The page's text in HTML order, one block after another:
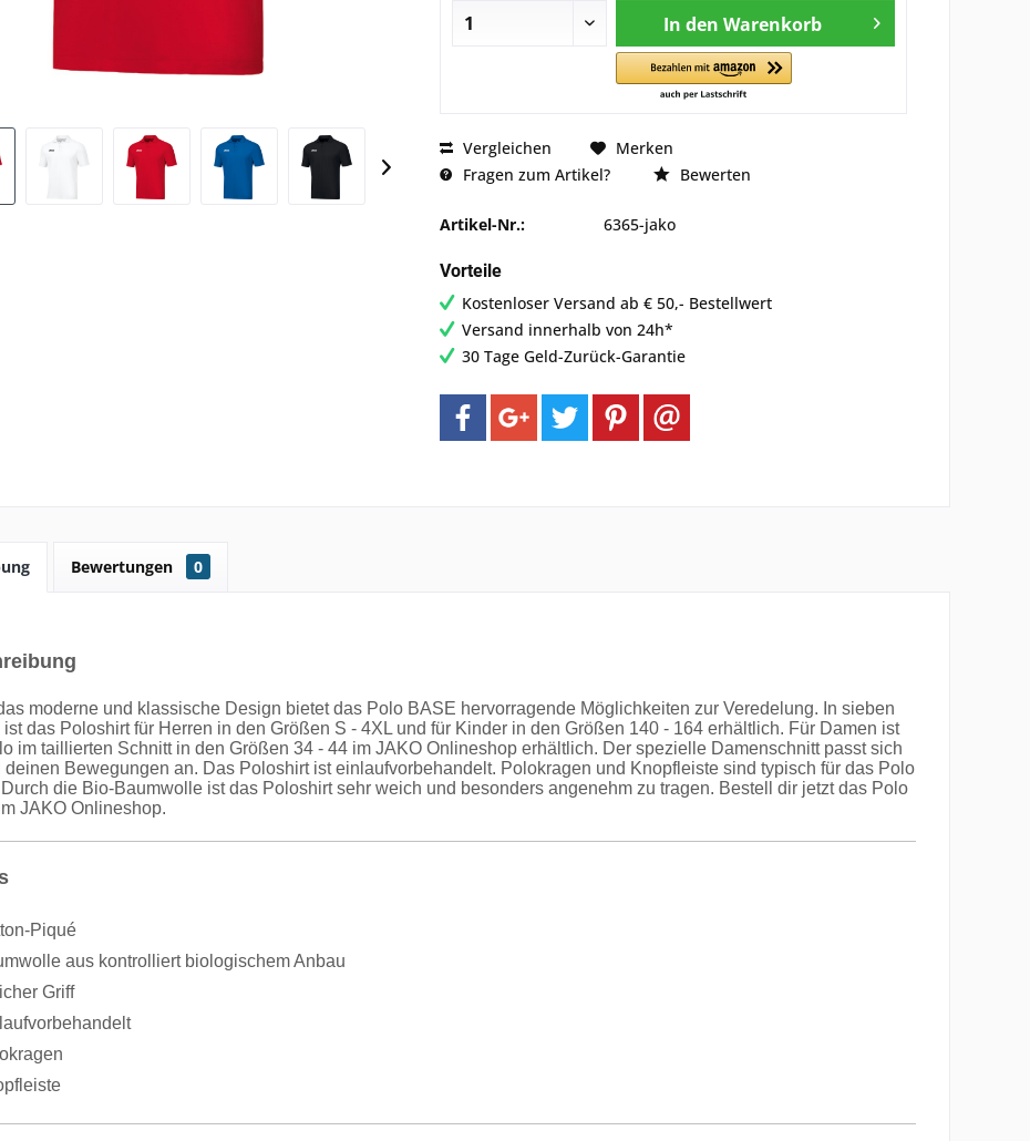
In den Warenkorb
Vergleichen
Merken
Fragen zum Artikel?
Bewerten
Artikel-Nr.: 6365-jako
Vorteile
Kostenloser Versand ab € 50,- Bestellwert
Versand innerhalb von 24h*
30 Tage Geld-Zurück-Garantie
Bewertungen 0
moderne und klassische Design bietet das Polo BASE hervorragende Möglichkeiten zur Veredelung. In sieben
ist das Poloshirt für Herren in den Größen S - 4XL und für Kinder in den Größen 140 - 164 erhältlich. Für Damen ist
im taillierten Schnitt in den Größen 34 - 44 im JAKO Onlineshop erhältlich. Der spezielle Damenschnitt passt sich
deinen Bewegungen an. Das Poloshirt ist einlaufvorbehandelt. Polokragen und Knopfleiste sind typisch für das Polo
die Bio-Baumwolle ist das Poloshirt sehr weich und besonders angenehm zu tragen. Bestell dir jetzt das Polo
JAKO Onlineshop.
Piqué
aus kontrolliert biologischem Anbau
Griff